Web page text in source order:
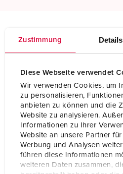
Zustimmung Details
Diese Webseite verwendet
Wir verwenden Cookies, um
zu personalisieren,
anbieten zu können und die
Website zu analysieren.
Informationen zu Ihrer
Website an unsere Partner
Werbung und Analysen
führen diese Informationen
weiteren Daten zusammen,
Technische Daten
Ampere
Pole
Uhrzeitstellung
Hertz